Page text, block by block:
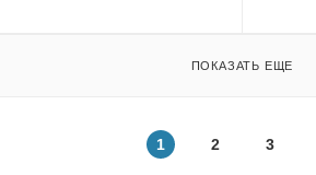
ПОКАЗАТЬ ЕЩЕ
1 2 3